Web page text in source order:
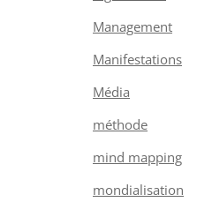
Management
Manifestations
Média
méthode
mind mapping
mondialisation